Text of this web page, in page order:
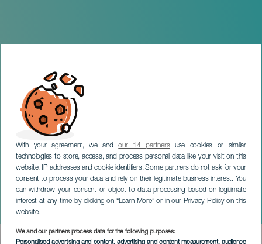
With your agreement, we andour 14 partnersuse cookies or similar
technologies to store, access, and process personal data like your visit on this
website, IP addresses and cookie identifiers. Some partners do not ask for your
consent to process your data and rely on their legitimate business interest. You
can withdraw your consent or object to data processing based on legitimate
interest at any time by clicking on “Learn More” or in our Privacy Policy on this
website.
We and our partners process data for the following purposes:
Personalised advertising and content, advertising and content measurement, audience
O Imperador
TENERIFE
Imagen